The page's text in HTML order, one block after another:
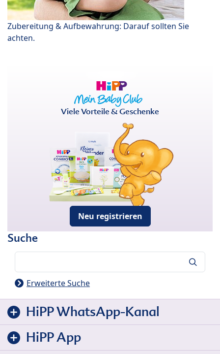
Zubereitung & Aufbewahrung: Darauf sollten Sie
achten.
Viele Vorteile & Geschenke
Neu registrieren
Suche
Erweiterte Suche
HiPP WhatsApp-Kanal
HiPP App